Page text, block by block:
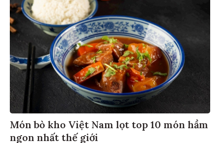
Món bò kho Việt Nam lọt top 10 món hầm
ngon nhất thế giới